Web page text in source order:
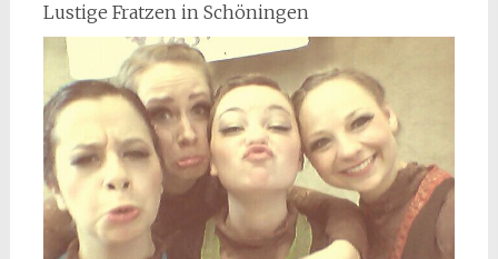
Lustige Fratzen in Schöningen